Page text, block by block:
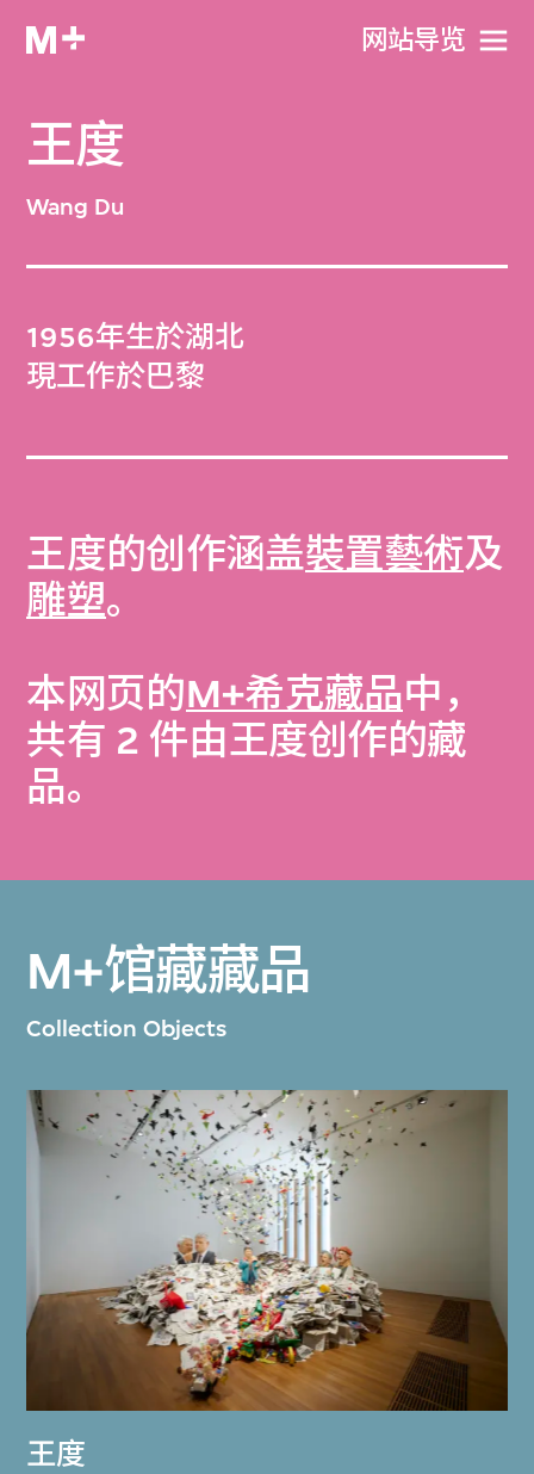
网站导览
王度
Wang Du
1956年生於湖北
現工作於巴黎
王度的创作涵盖裝置藝術及
雕塑。
本网页的M+希克藏品中，
共有 2 件由王度创作的藏
品。
M+馆藏藏品
Collection Objects
王度